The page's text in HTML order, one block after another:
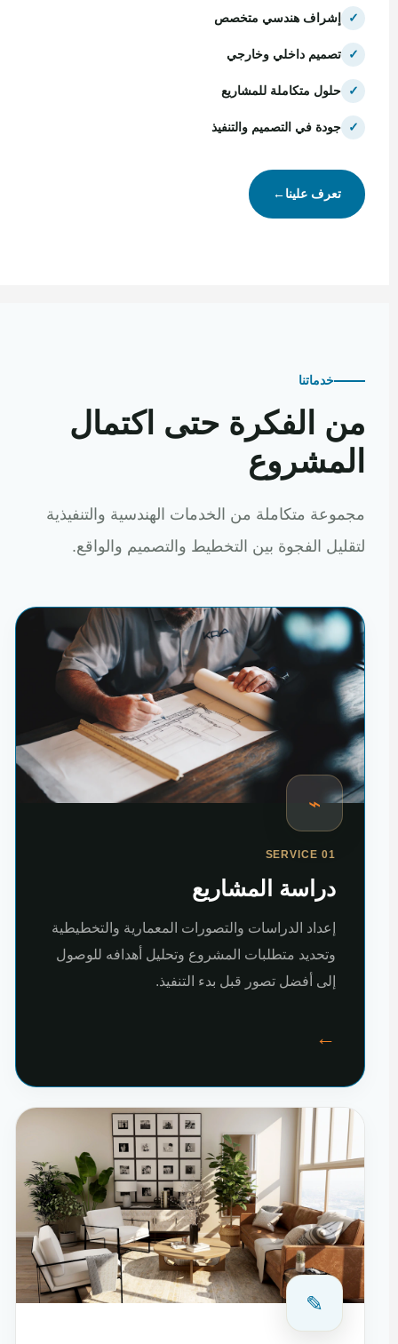
✓ إشراف هندسي متخصص
✓ تصميم داخلي وخارجي
✓ حلول متكاملة للمشاريع
✓ جودة في التصميم والتنفيذ
تعرف علينا←
خدماتنا
من الفكرة حتى اكتمال
المشروع
مجموعة متكاملة من الخدمات الهندسية والتنفيذية
لتقليل الفجوة بين التخطيط والتصميم والواقع.
⌁
SERVICE 01
دراسة المشاريع
إعداد الدراسات والتصورات المعمارية والتخطيطية
وتحديد متطلبات المشروع وتحليل أهدافه للوصول
إلى أفضل تصور قبل بدء التنفيذ.
←
✎